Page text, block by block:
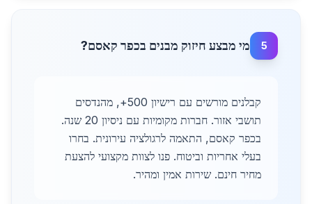
5 מי מבצע חיזוק מבנים בכפר קאסם?
קבלנים מורשים עם רישיון 500+, מהנדסים
תושבי אזור. חברות מקומיות עם ניסיון 20 שנה.
בכפר קאסם, התאמה לרגולציה עירונית. בחרו
בעלי אחריות וביטוח. פנו לצוות מקצועי להצעת
מחיר חינם. שירות אמין ומהיר.